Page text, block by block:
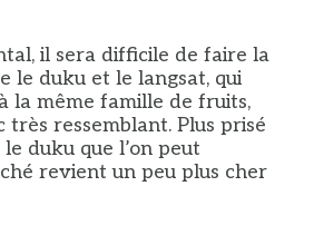
il sera difficile de faire la
le duku et le langsat, qui
la même famille de fruits,
très ressemblant. Plus prisé
duku que l’on peut
revient un peu plus cher